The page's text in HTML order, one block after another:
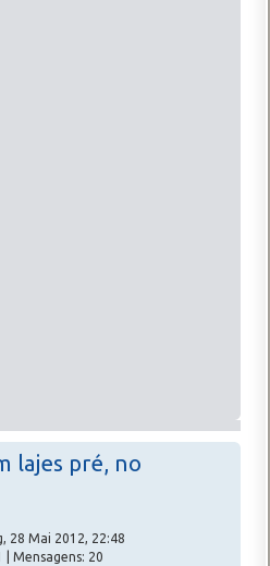
lajes pré, no
28 Mai 2012, 22:48
| Mensagens: 20